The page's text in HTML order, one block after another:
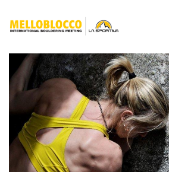
scopri
cos’è
Melloblocco
news
come
arrivare